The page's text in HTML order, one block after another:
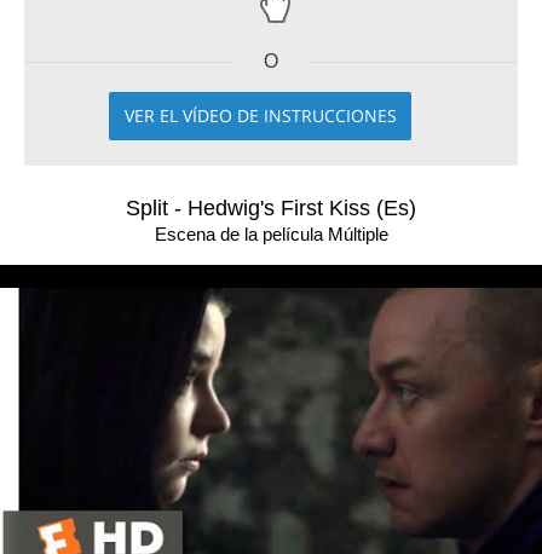
O
VER EL VÍDEO DE INSTRUCCIONES
Split - Hedwig's First Kiss (Es)
Escena de la película Múltiple